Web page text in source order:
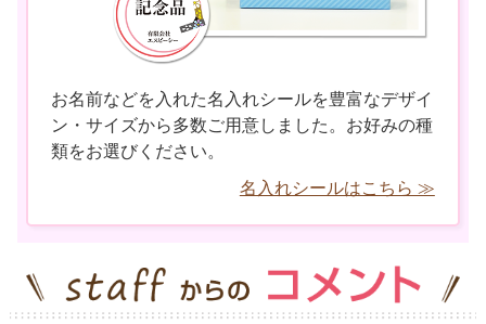
お名前などを入れた名入れシールを豊富なデザイ
ン・サイズから多数ご用意しました。お好みの種
類をお選びください。
名入れシールはこちら ≫